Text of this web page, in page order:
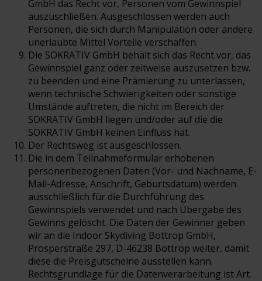
GmbH das Recht vor, Personen vom Gewinnspiel
auszuschließen. Ausgeschlossen werden auch
Personen, die sich durch Manipulation oder andere
unerlaubte Mittel Vorteile verschaffen.
Die SOKRATIV GmbH behält sich das Recht vor, das
Gewinnspiel ganz oder zeitweise auszusetzen bzw.
zu beenden und eine Prämierung zu unterlassen,
wenn technische Schwierigkeiten oder sonstige
Umstände auftreten, die nicht im Bereich der
SOKRATIV GmbH liegen und/oder auf die die
SOKRATIV GmbH keinen Einfluss hat.
Der Rechtsweg ist ausgeschlossen.
Die in dem Teilnahmeformular erhobenen
personenbezogenen Daten (Vor- und Nachname, E-
Mail-Adresse, Anschrift, Geburtsdatum) werden
ausschließlich für die Durchführung des
Gewinnspiels verwendet und nach Übergabe des
Gewinns gelöscht. Die Daten der Gewinner geben
wir an die Indoor Skydiving Bottrop GmbH,
Prosperstraße 297, D-46238 Bottrop weiter, damit
diese die Preisgutscheine ausstellen kann.
Rechtsgrundlage für die Datenverarbeitung ist Art.